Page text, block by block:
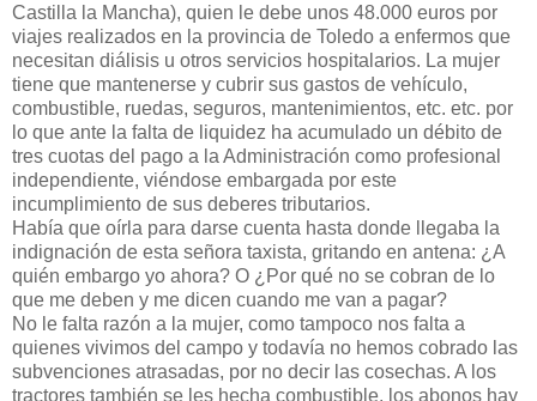
Castilla la Mancha), quien le debe unos 48.000 euros por
viajes realizados en la provincia de Toledo a enfermos que
necesitan diálisis u otros servicios hospitalarios. La mujer
tiene que mantenerse y cubrir sus gastos de vehículo,
combustible, ruedas, seguros, mantenimientos, etc. etc. por
lo que ante la falta de liquidez ha acumulado un débito de
tres cuotas del pago a la Administración como profesional
independiente, viéndose embargada por este
incumplimiento de sus deberes tributarios.
Había que oírla para darse cuenta hasta donde llegaba la
indignación de esta señora taxista, gritando en antena: ¿A
quién embargo yo ahora? O ¿Por qué no se cobran de lo
que me deben y me dicen cuando me van a pagar?
No le falta razón a la mujer, como tampoco nos falta a
quienes vivimos del campo y todavía no hemos cobrado las
subvenciones atrasadas, por no decir las cosechas. A los
tractores también se les hecha combustible, los abonos hay